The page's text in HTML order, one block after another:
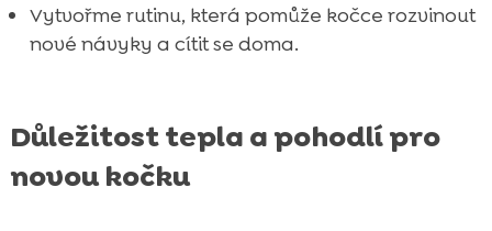
Vytvořme rutinu, která pomůže kočce rozvinout
nové návyky a cítit se doma.
Důležitost tepla a pohodlí pro
novou kočku